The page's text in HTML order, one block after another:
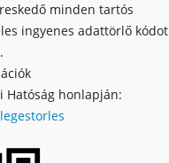
minden tartós
ingyenes adattörlő kódot
Hatóság honlapján: